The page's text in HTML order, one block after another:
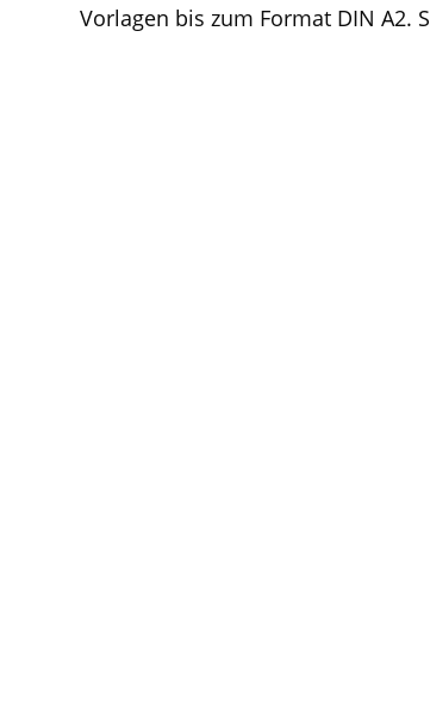
Vorlagen bis zum Format DIN A2.